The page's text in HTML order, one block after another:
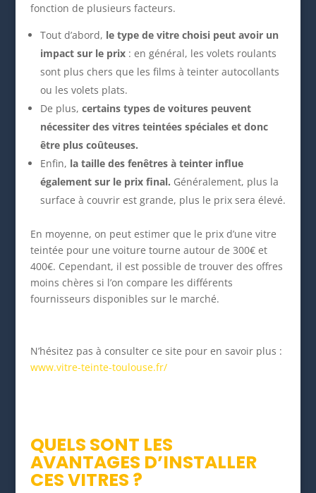
fonction de plusieurs facteurs.
Tout d’abord, le type de vitre choisi peut avoir un
impact sur le prix : en général, les volets roulants
sont plus chers que les films à teinter autocollants
ou les volets plats.
De plus, certains types de voitures peuvent
nécessiter des vitres teintées spéciales et donc
être plus coûteuses.
Enfin, la taille des fenêtres à teinter influe
également sur le prix final. Généralement, plus la
surface à couvrir est grande, plus le prix sera élevé.
En moyenne, on peut estimer que le prix d’une vitre
teintée pour une voiture tourne autour de 300€ et
400€. Cependant, il est possible de trouver des offres
moins chères si l’on compare les différents
fournisseurs disponibles sur le marché.
N’hésitez pas à consulter ce site pour en savoir plus :
www.vitre-teinte-toulouse.fr/
QUELS SONT LES
AVANTAGES D’INSTALLER
CES VITRES ?